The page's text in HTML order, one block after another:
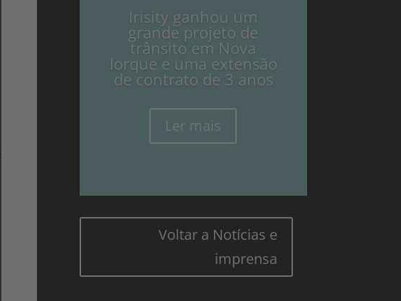
Irisity ganhou um
grande projeto de
trânsito em Nova
Iorque e uma extensão
de contrato de 3 anos
Ler mais
Voltar a Notícias e
imprensa